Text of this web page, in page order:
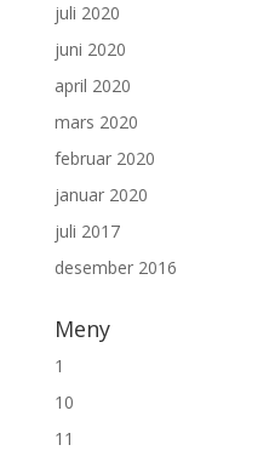
juli 2020
juni 2020
april 2020
mars 2020
februar 2020
januar 2020
juli 2017
desember 2016
Meny
1
10
11